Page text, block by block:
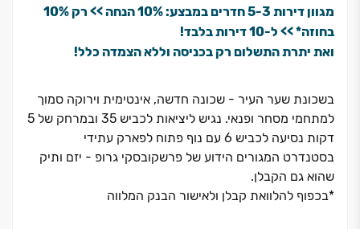
מגוון דירות ‏3‏-‏5 חדרים במבצע: ‏10% הנחה >> רק ‏10%
בחוזה* >> ל‏-‏10 דירות בלבד!
ואת יתרת התשלום רק בכניסה וללא הצמדה כלל!
בשכונת שער העיר - שכונה חדשה, אינטימית וירוקה סמוך
למתחמי מסחר ופנאי. נגיש ליציאות לכביש 35 ובמרחק של 5
דקות נסיעה לכביש 6 עם נוף פתוח לפארק עתידי
בסטנדרט המגורים הידוע של פרשקובסקי גרופ - יזם ותיק
שהוא גם הקבלן.
*בכפוף להלוואת קבלן ולאישור הבנק המלווה